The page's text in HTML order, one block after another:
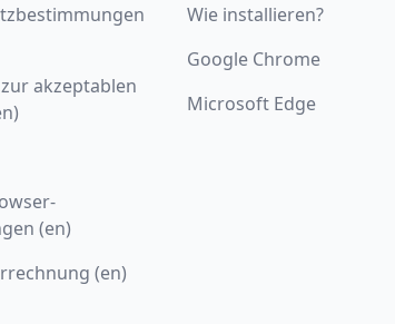
akzeptablen
(en)
(en)
Wie installieren?
Google Chrome
Microsoft Edge